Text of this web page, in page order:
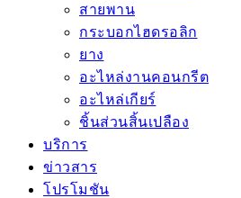
สายพาน
กระบอกไฮดรอลิก
ยาง
อะไหล่งานคอนกรีต
อะไหล่เกียร์
ชิ้นส่วนสิ้นเปลือง
บริการ
ข่าวสาร
โปรโมชัน